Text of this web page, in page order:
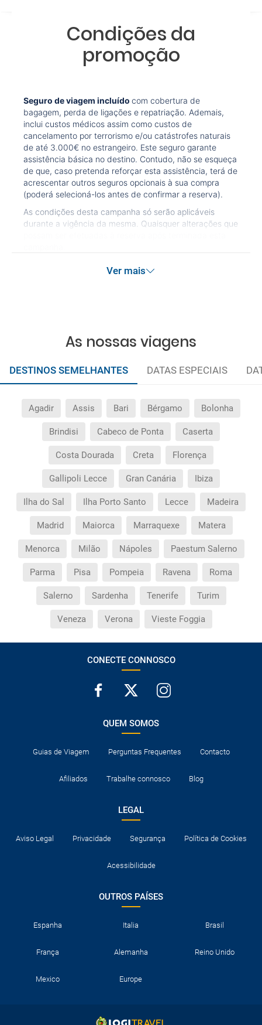
Condições da
promoção
Seguro de viagem incluído com cobertura de
bagagem, perda de ligações e repatriação. Ademais,
inclui custos médicos assim como custos de
cancelamento por terrorismo e/ou catástrofes naturais
de até 3.000€ no estrangeiro. Este seguro garante
assistência básica no destino. Contudo, não se esqueça
de que, caso pretenda reforçar esta assistência, terá de
acrescentar outros seguros opcionais à sua compra
(poderá selecioná-los antes de confirmar a reserva).
As condições desta campanha só serão aplicáveis
durante a vigência da mesma. Quaisquer alterações que
Ver mais
As nossas viagens
DESTINOS SEMELHANTES DATAS ESPECIAIS
Agadir Assis Bari Bérgamo Bolonha
Brindisi Cabeco de Ponta Caserta
Costa Dourada Creta Florença
Gallipoli Lecce Gran Canária Ibiza
Ilha do Sal Ilha Porto Santo Lecce Madeira
Madrid Maiorca Marraquexe Matera
Menorca Milão Nápoles Paestum Salerno
Parma Pisa Pompeia Ravena Roma
Salerno Sardenha Tenerife Turim
Veneza Verona Vieste Foggia
CONECTE CONNOSCO
QUEM SOMOS
Guias de Viagem Perguntas Frequentes Contacto
Afiliados Trabalhe connosco Blog
LEGAL
Aviso Legal Privacidade Segurança Política de Cookies
Acessibilidade
OUTROS PAÍSES
Espanha Italia Brasil
França Alemanha Reino Unido
Mexico Europe